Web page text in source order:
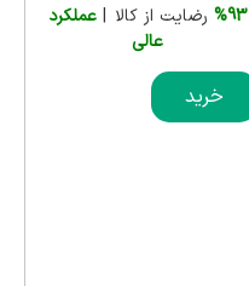
%93 رضایت از کالا | عملکرد
عالی
خرید